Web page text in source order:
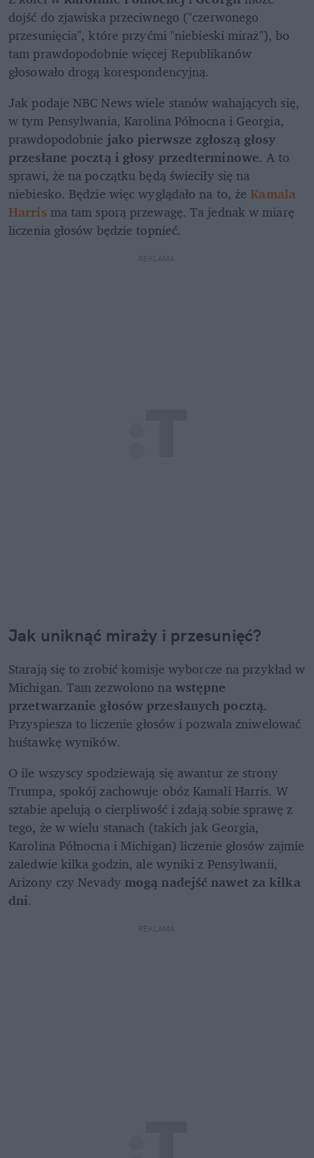
dojść do zjawiska przeciwnego ("czerwonego
przesunięcia", które przyćmi "niebieski miraż"), bo
tam prawdopodobnie więcej Republikanów
głosowało drogą korespondencyjną.
Jak podaje NBC News wiele stanów wahających się,
w tym Pensylwania, Karolina Północna i Georgia,
prawdopodobnie jako pierwsze zgłoszą głosy
przesłane pocztą i głosy przedterminowe. A to
sprawi, że na początku będą świeciły się na
niebiesko. Będzie więc wyglądało na to, że Kamala
Harris ma tam sporą przewagę. Ta jednak w miarę
liczenia głosów będzie topnieć.
REKLAMA
Jak uniknąć miraży i przesunięć?
Starają się to zrobić komisje wyborcze na przykład w
Michigan. Tam zezwolono na wstępne
przetwarzanie głosów przesłanych pocztą.
Przyspiesza to liczenie głosów i pozwala zniwelować
huśtawkę wyników.
O ile wszyscy spodziewają się awantur ze strony
Trumpa, spokój zachowuje obóz Kamali Harris. W
sztabie apelują o cierpliwość i zdają sobie sprawę z
tego, że w wielu stanach (takich jak Georgia,
Karolina Północna i Michigan) liczenie głosów zajmie
zaledwie kilka godzin, ale wyniki z Pensylwanii,
Arizony czy Nevady mogą nadejść nawet za kilka
dni.
REKLAMA